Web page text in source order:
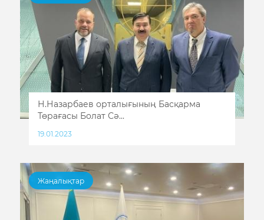
Н.Назарбаев орталығының Басқарма
Төрағасы Болат Сә...
19.01.2023
Жаңалықтар